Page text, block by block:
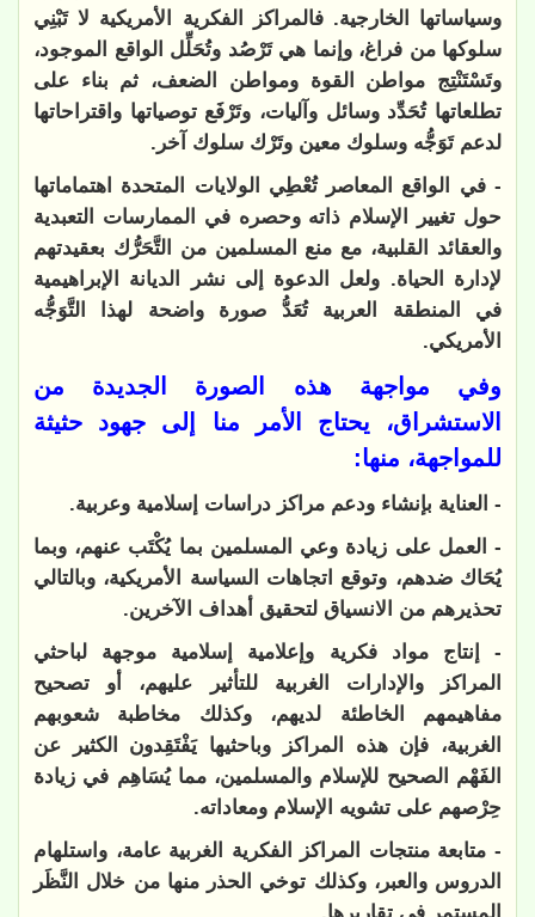
وسياساتها الخارجية. فالمراكز الفكرية الأمريكية لا تَبْنِي
سلوكها من فراغ، وإنما هي تَرْصُد وتُحَلِّل الواقع الموجود،
وتَسْتَنْتِج مواطن القوة ومواطن الضعف، ثم بناء على
تطلعاتها تُحَدِّد وسائل وآليات، وتَرْفَع توصياتها واقتراحاتها
لدعم تَوَجُّه وسلوك معين وتَرْك سلوك آخر.
- في الواقع المعاصر تُعْطِي الولايات المتحدة اهتماماتها
حول تغيير الإسلام ذاته وحصره في الممارسات التعبدية
والعقائد القلبية، مع منع المسلمين من التَّحَرُّك بعقيدتهم
لإدارة الحياة. ولعل الدعوة إلى نشر الديانة الإبراهيمية
في المنطقة العربية تُعَدُّ صورة واضحة لهذا التَّوَجُّه
الأمريكي.
وفي مواجهة هذه الصورة الجديدة من
الاستشراق، يحتاج الأمر منا إلى جهود حثيثة
للمواجهة، منها:
- العناية بإنشاء ودعم مراكز دراسات إسلامية وعربية.
- العمل على زيادة وعي المسلمين بما يُكْتَب عنهم، وبما
يُحَاك ضدهم، وتوقع اتجاهات السياسة الأمريكية، وبالتالي
تحذيرهم من الانسياق لتحقيق أهداف الآخرين.
- إنتاج مواد فكرية وإعلامية إسلامية موجهة لباحثي
المراكز والإدارات الغربية للتأثير عليهم، أو تصحيح
مفاهيمهم الخاطئة لديهم، وكذلك مخاطبة شعوبهم
الغربية، فإن هذه المراكز وباحثيها يَفْتَقِدون الكثير عن
الفَهْم الصحيح للإسلام والمسلمين، مما يُسَاهِم في زيادة
حِرْصهم على تشويه الإسلام ومعاداته.
- متابعة منتجات المراكز الفكرية الغربية عامة، واستلهام
الدروس والعبر، وكذلك توخي الحذر منها من خلال النَّظَر
المستمر في تقاريرها.